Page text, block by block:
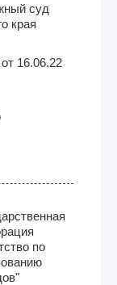
суд
края
16.06.22
по